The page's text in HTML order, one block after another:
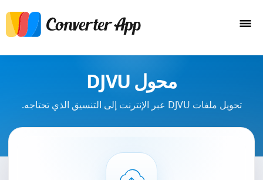
محول DJVU
تحويل ملفات DJVU عبر الإنترنت إلى التنسيق الذي تحتاجه.